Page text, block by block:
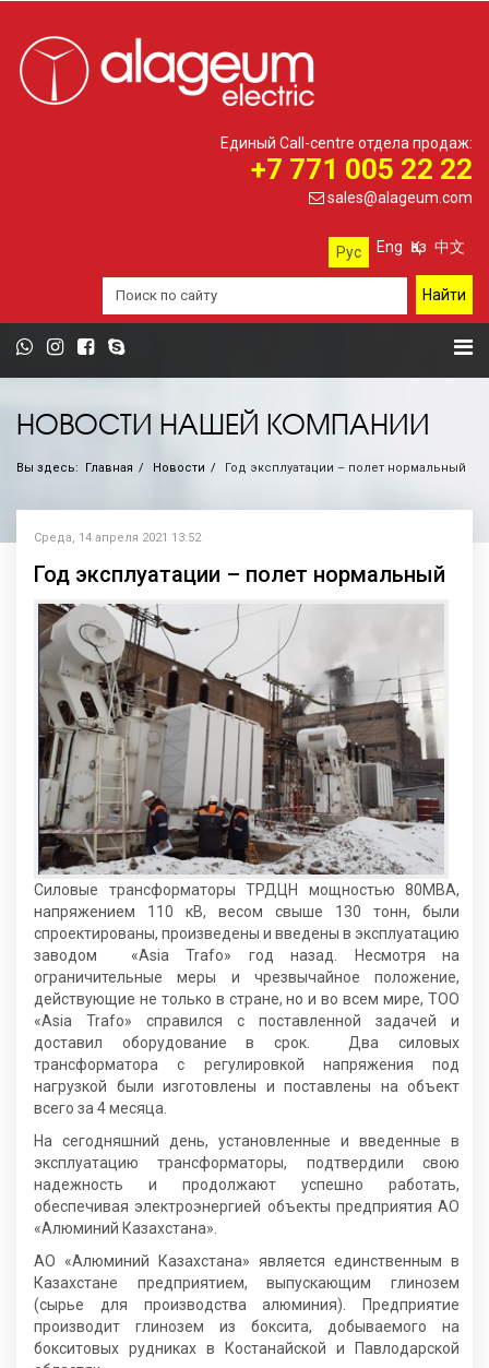
Единый Call-centre отдела продаж:
+7 771 005 22 22
sales@alageum.com
Рус Eng Қаз 中文
НОВОСТИ НАШЕЙ КОМПАНИИ
Вы здесь: Главная Новости Год эксплуатации – полет нормальный
Среда, 14 апреля 2021 13:52
Год эксплуатации – полет нормальный
Силовые трансформаторы ТРДЦН мощностью 80МВА,
напряжением 110 кВ, весом свыше 130 тонн, были
спроектированы, произведены и введены в эксплуатацию
заводом «Asia Trafo» год назад. Несмотря на
ограничительные меры и чрезвычайное положение,
действующие не только в стране, но и во всем мире, ТОО
«Asia Trafo» справился с поставленной задачей и
доставил оборудование в срок. Два силовых
трансформатора с регулировкой напряжения под
нагрузкой были изготовлены и поставлены на объект
всего за 4 месяца.
На сегодняшний день, установленные и введенные в
эксплуатацию трансформаторы, подтвердили свою
надежность и продолжают успешно работать,
обеспечивая электроэнергией объекты предприятия АО
«Алюминий Казахстана».
АО «Алюминий Казахстана» является единственным в
Казахстане предприятием, выпускающим глинозем
(сырье для производства алюминия). Предприятие
производит глинозем из боксита, добываемого на
бокситовых рудниках в Костанайской и Павлодарской